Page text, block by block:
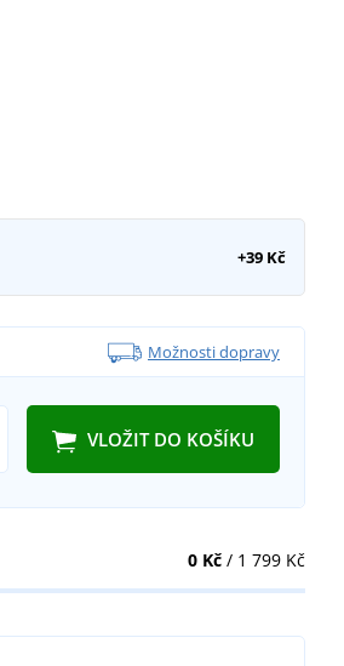
+39 Kč
Možnosti dopravy
VLOŽIT DO KOŠÍKU
0 Kč/ 1 799 Kč